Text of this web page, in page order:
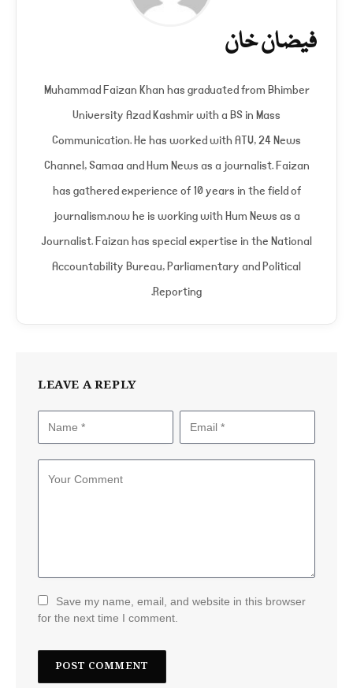
فیضان خان
Muhammad Faizan Khan has graduated from Bhimber
University Azad Kashmir with a BS in Mass
Communication. He has worked with ATV, 24 News
Channel, Samaa and Hum News as a journalist. Faizan
has gathered experience of 10 years in the field of
journalism.now he is working with Hum News as a
Journalist. Faizan has special expertise in the National
Accountability Bureau, Parliamentary and Political
Reporting.
LEAVE A REPLY
Save my name, email, and website in this browser
for the next time I comment.